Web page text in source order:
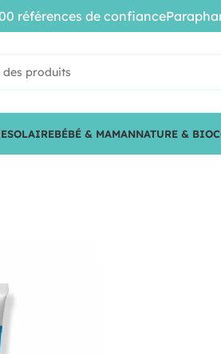
SOLAIREBÉBÉ & MAMANNATURE & BIO
de confiance